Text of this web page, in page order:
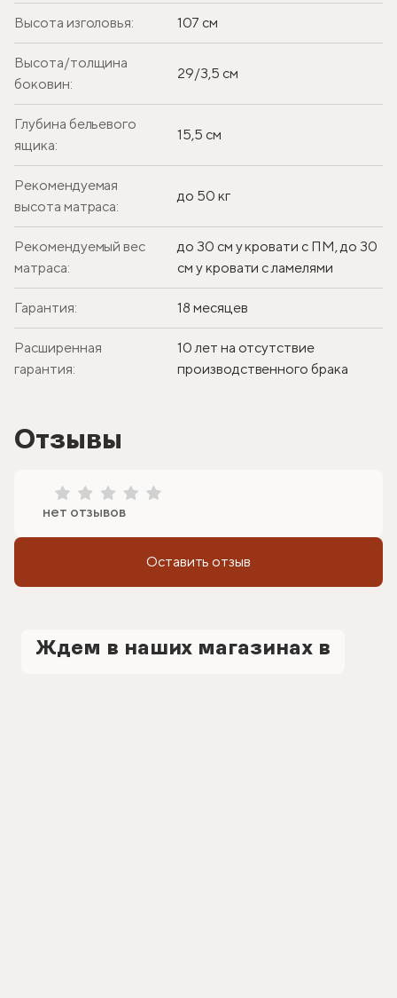
Высота изголовья: 107 см
Высота/толщина
боковин:
29/3,5 см
Глубина бельевого
ящика:
15,5 см
Рекомендуемая
высота матраса:
до 50 кг
Рекомендуемый вес
матраса:
до 30 см у кровати с ПМ, до 30
см у кровати с ламелями
Гарантия: 18 месяцев
Расширенная
гарантия:
10 лет на отсутствие
производственного брака
Отзывы
нет отзывов
Оставить отзыв
Ждем в наших магазинах в